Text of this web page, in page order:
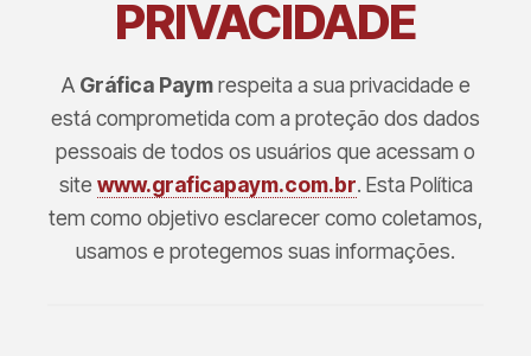
PRIVACIDADE
A Gráfica Paymrespeita a sua privacidade e
está comprometida com a proteção dos dados
pessoais de todos os usuários que acessam o
site www.graficapaym.com.br. Esta Política
tem como objetivo esclarecer como coletamos,
usamos e protegemos suas informações.